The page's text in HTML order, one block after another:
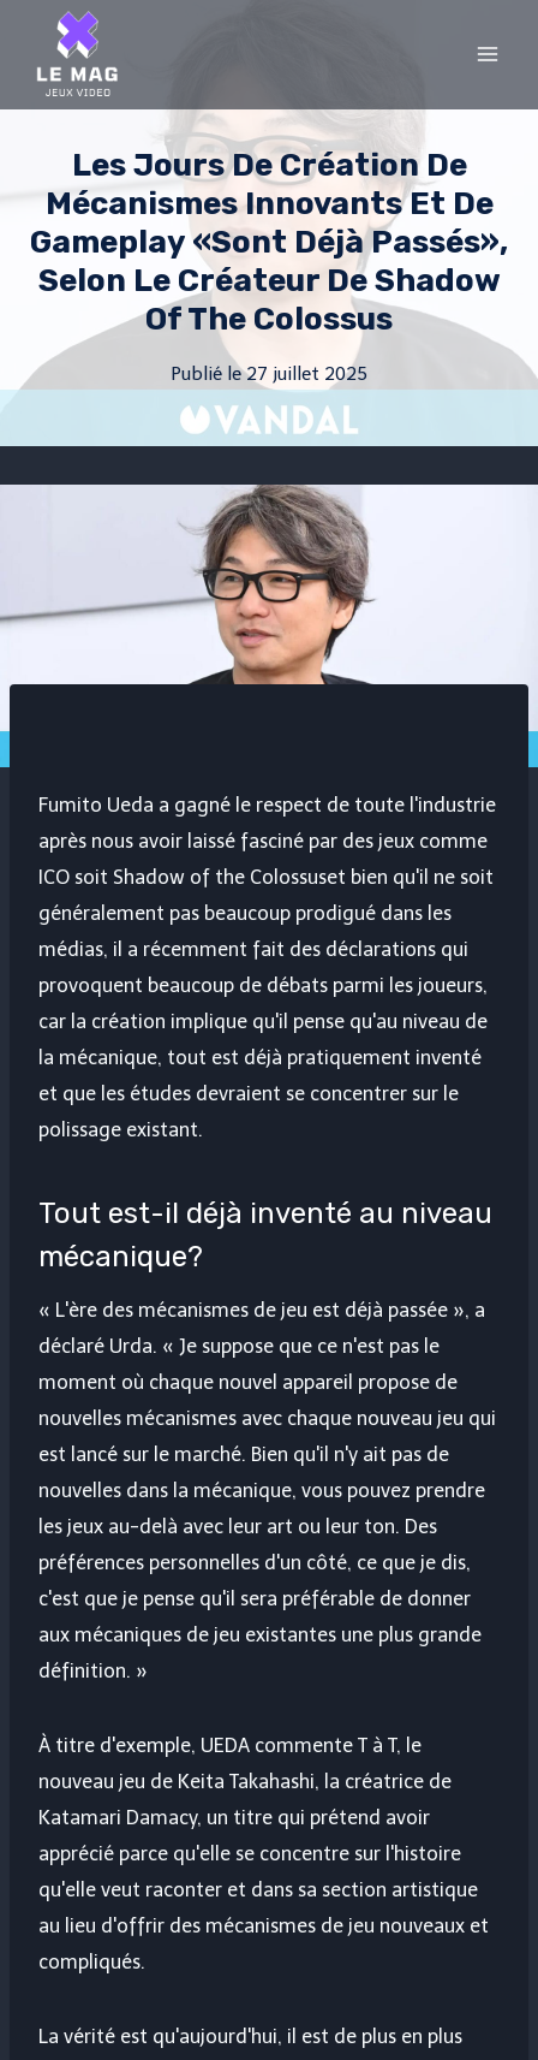
content
Les Jours De Création De
Mécanismes Innovants Et De
Gameplay «sont Déjà Passés»,
Selon Le Créateur De Shadow
Of The Colossus
Publié le27 juillet 2025
Fumito Ueda a gagné le respect de toute l'industrie
après nous avoir laissé fasciné par des jeux comme
ICO soit Shadow of the Colossuset bien qu'il ne soit
généralement pas beaucoup prodigué dans les
médias, il a récemment fait des déclarations qui
provoquent beaucoup de débats parmi les joueurs,
car la création implique qu'il pense qu'au niveau de
la mécanique, tout est déjà pratiquement inventé
et que les études devraient se concentrer sur le
polissage existant.
Tout est-il déjà inventé au niveau
mécanique?
« L'ère des mécanismes de jeu est déjà passée », a
déclaré Urda. « Je suppose que ce n'est pas le
moment où chaque nouvel appareil propose de
nouvelles mécanismes avec chaque nouveau jeu qui
est lancé sur le marché. Bien qu'il n'y ait pas de
nouvelles dans la mécanique, vous pouvez prendre
les jeux au-delà avec leur art ou leur ton. Des
préférences personnelles d'un côté, ce que je dis,
c'est que je pense qu'il sera préférable de donner
aux mécaniques de jeu existantes une plus grande
définition. »
À titre d'exemple, UEDA commente T à T, le
nouveau jeu de Keita Takahashi, la créatrice de
Katamari Damacy, un titre qui prétend avoir
apprécié parce qu'elle se concentre sur l'histoire
qu'elle veut raconter et dans sa section artistique
au lieu d'offrir des mécanismes de jeu nouveaux et
compliqués.
La vérité est qu'aujourd'hui, il est de plus en plus